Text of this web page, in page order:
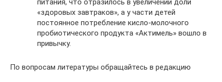
питания, что отразилось в увеличении доли
«здоровых завтраков», а у части детей
постоянное потребление кисло-молочного
пробиотического продукта «Актимель» вошло в
привычку.
По вопросам литературы обращайтесь в редакцию